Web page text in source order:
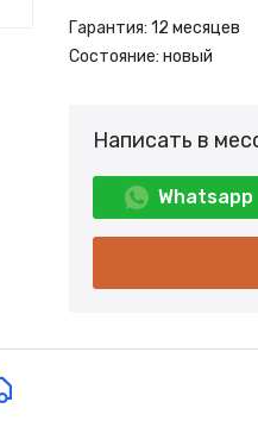
Гарантия: 12 месяцев
Состояние: новый
Написать в
Whatsapp